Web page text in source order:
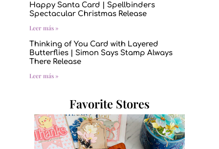
Happy Santa Card | Spellbinders
Spectacular Christmas Release
Leer más »
Thinking of You Card with Layered
Butterflies | Simon Says Stamp Always
There Release
Leer más »
Favorite Stores